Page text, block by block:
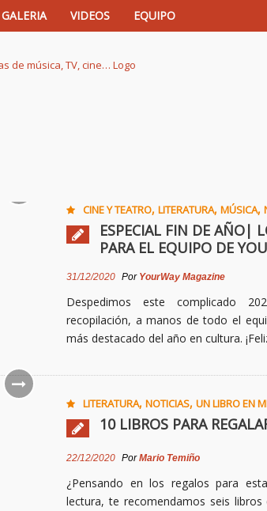
GALERIA VIDEOS EQUIPO
CINE Y TEATRO, LITERATURA, MÚSICA,
ESPECIAL FIN DE AÑO|
PARA EL EQUIPO DE
31/12/2020 Por YourWay Magazine
Despedimos este complicado
recopilación, a manos de todo el
más destacado del año en cultura.
LITERATURA, NOTICIAS, UN LIBRO EN
10 LIBROS PARA
22/12/2020 PorMario Temiño
¿Pensando en los regalos para
lectura, te recomendamos seis